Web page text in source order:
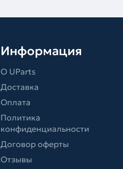
Информация
О UParts
Доставка
Оплата
Политика
конфиденциальности
Договор оферты
Отзывы